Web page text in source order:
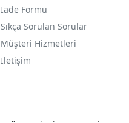
İade Formu
Sıkça Sorulan Sorular
Müşteri Hizmetleri
İletişim